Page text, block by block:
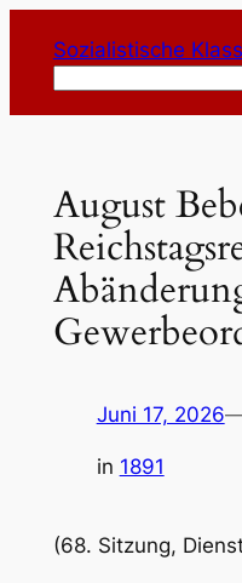
Inhalt
springen
Sozialistische
August
Juni 17, 2026
in 1891
(68. Sitzung,